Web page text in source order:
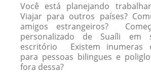
Você está planejando
Viajar para outros países?
amigos estrangeiros?
personalizado de Suaíli em
escritório Existem inumeras
para pessoas bilingues e
fora dessa?